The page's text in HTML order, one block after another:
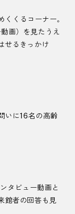
くくるコーナー。
画）を見たうえ
せるきっかけ
いに16名の高齢
タビュー動画と
館者の回答も見